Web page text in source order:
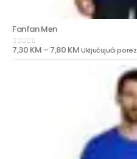
Fanfan Men
0 out of 5
7,30 KM – 7,80 KMUključujući porez